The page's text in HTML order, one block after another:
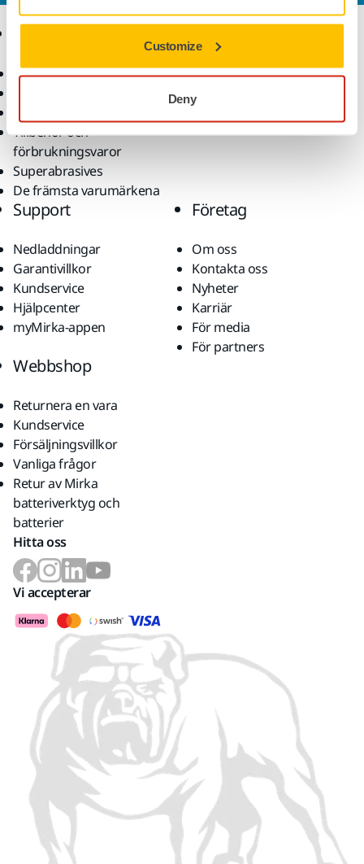
Customize
Deny
Maskiner
Tillbehör och
förbrukningsvaror
Superabrasives
De främsta varumärkena
Branscher
Applikationer
Support
Nedladdningar
Garantivillkor
Kundservice
Hjälpcenter
myMirka-appen
Företag
Om oss
Kontakta oss
Nyheter
Karriär
För media
För partners
Webbshop
Returnera en vara
Kundservice
Försäljningsvillkor
Vanliga frågor
Retur av Mirka
batteriverktyg och
batterier
Hitta oss
Vi accepterar